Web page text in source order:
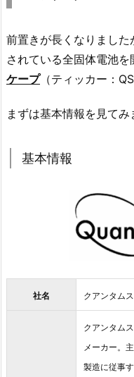
前置きが長くなりまし
されている全固体電池
ケープ（ティッカー：QS
まずは基本情報を見てみ
基本情報
社名 クアンタム
クアンタム
メーカー。
製造に従事